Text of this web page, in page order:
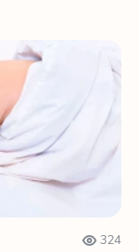
женщинам
324